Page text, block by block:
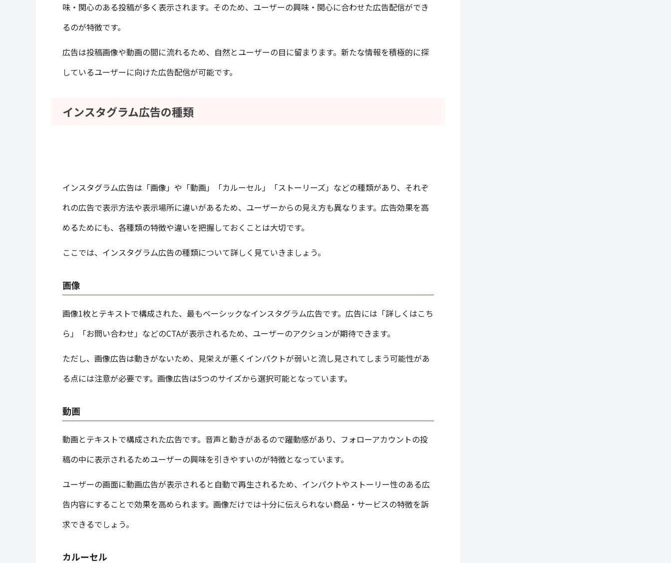
味・関心のある投稿が多く表示されます。そのため、ユーザーの興味・関心に合わせた広告配信ができ
るのが特徴です。
広告は投稿画像や動画の間に流れるため、自然とユーザーの目に留まります。新たな情報を積極的に探
しているユーザーに向けた広告配信が可能です。
インスタグラム広告の種類
インスタグラム広告は「画像」や「動画」「カルーセル」「ストーリーズ」などの種類があり、それぞ
れの広告で表示方法や表示場所に違いがあるため、ユーザーからの見え方も異なります。広告効果を高
めるためにも、各種類の特徴や違いを把握しておくことは大切です。
ここでは、インスタグラム広告の種類について詳しく見ていきましょう。
画像
画像1枚とテキストで構成された、最もベーシックなインスタグラム広告です。広告には「詳しくはこち
ら」「お問い合わせ」などのCTAが表示されるため、ユーザーのアクションが期待できます。
ただし、画像広告は動きがないため、見栄えが悪くインパクトが弱いと流し見されてしまう可能性があ
る点には注意が必要です。画像広告は5つのサイズから選択可能となっています。
動画
動画とテキストで構成された広告です。音声と動きがあるので躍動感があり、フォローアカウントの投
稿の中に表示されるためユーザーの興味を引きやすいのが特徴となっています。
ユーザーの画面に動画広告が表示されると自動で再生されるため、インパクトやストーリー性のある広
告内容にすることで効果を高められます。画像だけでは十分に伝えられない商品・サービスの特徴を訴
求できるでしょう。
カルーセル